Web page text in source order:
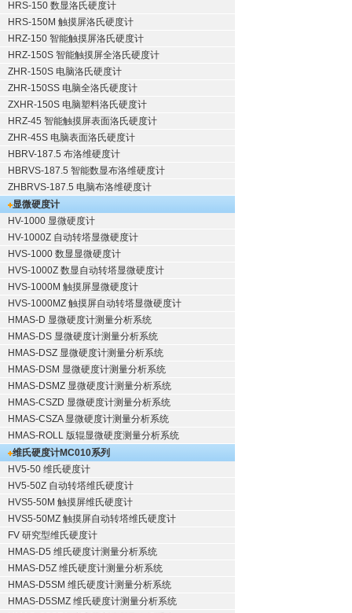
HRS-150 数显洛氏硬度计
HRS-150M 触摸屏洛氏硬度计
HRZ-150 智能触摸屏洛氏硬度计
HRZ-150S 智能触摸屏全洛氏硬度计
ZHR-150S 电脑洛氏硬度计
ZHR-150SS 电脑全洛氏硬度计
ZXHR-150S 电脑塑料洛氏硬度计
HRZ-45 智能触摸屏表面洛氏硬度计
ZHR-45S 电脑表面洛氏硬度计
HBRV-187.5 布洛维硬度计
HBRVS-187.5 智能数显布洛维硬度计
ZHBRVS-187.5 电脑布洛维硬度计
显微硬度计
HV-1000 显微硬度计
HV-1000Z 自动转塔显微硬度计
HVS-1000 数显显微硬度计
HVS-1000Z 数显自动转塔显微硬度计
HVS-1000M 触摸屏显微硬度计
HVS-1000MZ 触摸屏自动转塔显微硬度计
HMAS-D 显微硬度计测量分析系统
HMAS-DS 显微硬度计测量分析系统
HMAS-DSZ 显微硬度计测量分析系统
HMAS-DSM 显微硬度计测量分析系统
HMAS-DSMZ 显微硬度计测量分析系统
HMAS-CSZD 显微硬度计测量分析系统
HMAS-CSZA 显微硬度计测量分析系统
HMAS-ROLL 版辊显微硬度测量分析系统
维氏硬度计MC010系列
HV5-50 维氏硬度计
HV5-50Z 自动转塔维氏硬度计
HVS5-50M 触摸屏维氏硬度计
HVS5-50MZ 触摸屏自动转塔维氏硬度计
FV 研究型维氏硬度计
HMAS-D5 维氏硬度计测量分析系统
HMAS-D5Z 维氏硬度计测量分析系统
HMAS-D5SM 维氏硬度计测量分析系统
HMAS-D5SMZ 维氏硬度计测量分析系统